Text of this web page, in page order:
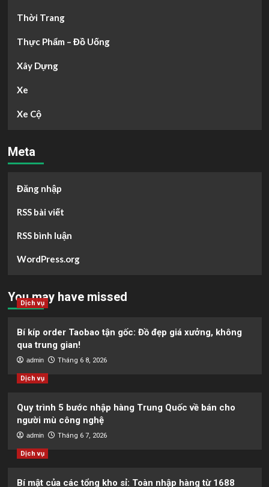
Thời Trang
Thực Phẩm – Đồ Uống
Xây Dựng
Xe
Xe Cộ
Meta
Đăng nhập
RSS bài viết
RSS bình luận
WordPress.org
You may have missed
Dịch vụ
Bí kíp order Taobao tận gốc: Đồ đẹp giá xưởng, không
qua trung gian!
admin Tháng 6 8, 2026
Dịch vụ
Quy trình 5 bước nhập hàng Trung Quốc về bán cho
người mù công nghệ
admin Tháng 6 7, 2026
Dịch vụ
Bí mật của các tổng kho sỉ: Toàn nhập hàng từ 1688